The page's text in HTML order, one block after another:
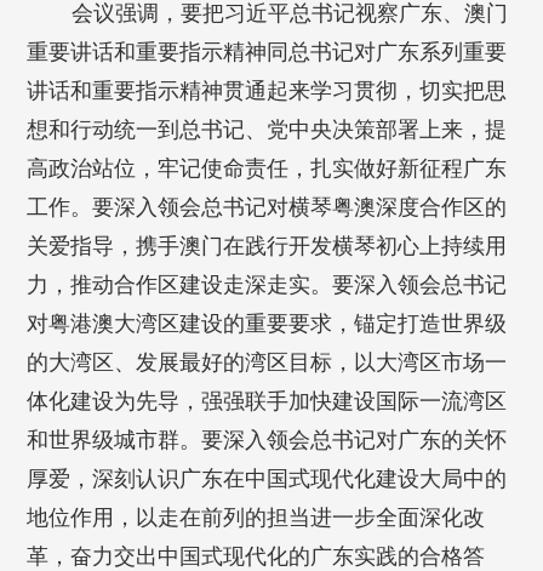
会议强调，要把习近平总书记视察广东、澳门
重要讲话和重要指示精神同总书记对广东系列重要
讲话和重要指示精神贯通起来学习贯彻，切实把思
想和行动统一到总书记、党中央决策部署上来，提
高政治站位，牢记使命责任，扎实做好新征程广东
工作。要深入领会总书记对横琴粤澳深度合作区的
关爱指导，携手澳门在践行开发横琴初心上持续用
力，推动合作区建设走深走实。要深入领会总书记
对粤港澳大湾区建设的重要要求，锚定打造世界级
的大湾区、发展最好的湾区目标，以大湾区市场一
体化建设为先导，强强联手加快建设国际一流湾区
和世界级城市群。要深入领会总书记对广东的关怀
厚爱，深刻认识广东在中国式现代化建设大局中的
地位作用，以走在前列的担当进一步全面深化改
革，奋力交出中国式现代化的广东实践的合格答